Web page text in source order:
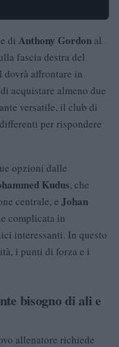
di Anthony Gordon al
fascia destra del
affrontare in
acquistare almeno due
versatile, il club di
per rispondere
opzioni dalle
Kudus, che
centrale, e Johan
complicata in
interessanti. In questo
i punti di forza e i
bisogno di ali e
allenatore richiede